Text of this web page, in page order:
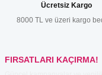
Ürün fiyatı diğer
Ücretsiz Kargo
8000 TL ve üzeri kargo
FIRSATLARI KAÇIRMA!